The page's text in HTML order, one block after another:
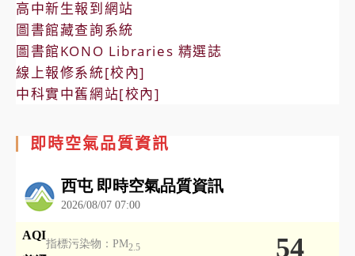
高中新生報到網站
圖書館藏查詢系統
圖書館KONO Libraries 精選誌
線上報修系統[校內]
中科實中舊網站[校內]
即時空氣品質資訊